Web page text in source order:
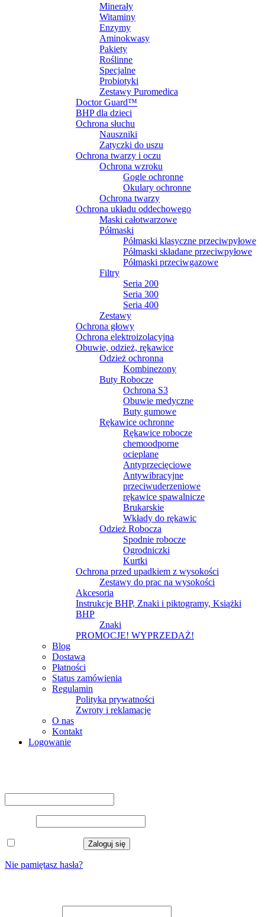
Minerały
Witaminy
Enzymy
Aminokwasy
Pakiety
Roślinne
Specjalne
Probiotyki
Zestawy Puromedica
Doctor Guard™
BHP dla dzieci
Ochrona słuchu
Nauszniki
Zatyczki do uszu
Ochrona twarzy i oczu
Ochrona wzroku
Gogle ochronne
Okulary ochronne
Ochrona twarzy
Ochrona układu oddechowego
Maski całotwarzowe
Półmaski
Półmaski klasyczne przeciwpyłowe
Półmaski składane przeciwpyłowe
Półmaski przeciwgazowe
Filtry
Seria 200
Seria 300
Seria 400
Zestawy
Ochrona głowy
Ochrona elektroizolacyjna
Obuwie, odzież, rękawice
Odzież ochronna
Kombinezony
Buty Robocze
Ochrona S3
Obuwie medyczne
Buty gumowe
Rękawice ochronne
Rękawice robocze
chemoodporne
ocieplane
Antyprzecięciowe
Antywibracyjne
przeciwuderzeniowe
rękawice spawalnicze
Brukarskie
Wkłady do rękawic
Odzież Robocza
Spodnie robocze
Ogrodniczki
Kurtki
Ochrona przed upadkiem z wysokości
Zestawy do prac na wysokości
Akcesoria
Instrukcje BHP, Znaki i piktogramy, Książki
BHP
Znaki
PROMOCJE! WYPRZEDAŻ!
Blog
Dostawa
Płatności
Status zamówienia
Regulamin
Polityka prywatności
Zwroty i reklamacje
O nas
Kontakt
Logowanie
Zaloguj się
Nie pamiętasz hasła?